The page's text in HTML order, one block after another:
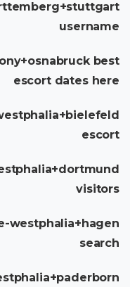
username
best
escort dates here
escort
visitors
westphalia+hagen
search